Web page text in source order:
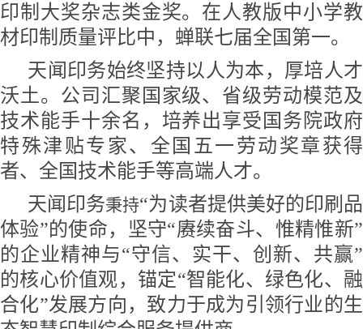
印制大奖杂志类金奖。 在人教版中小学教
材印制 质量评比中 ，蝉联七届全国第一。
天闻印务始终坚持以人为本，厚培人才
沃土。 公司汇聚国家级、省级劳动模范及
技术能手十余名，培养出享受国务院政府
特殊津贴专家、全国五一劳动奖章获得
者、全国技术能手等高端人才。
天闻印务秉持“为读者提供美好的印刷品
体验”的使命，坚守“赓续奋斗、惟精惟新”
的企业精神与“守信、实干、创新、共赢”
的核心价值观，锚定“智能化、绿色化、融
合化”发展方向，致力于成为引领行业的生